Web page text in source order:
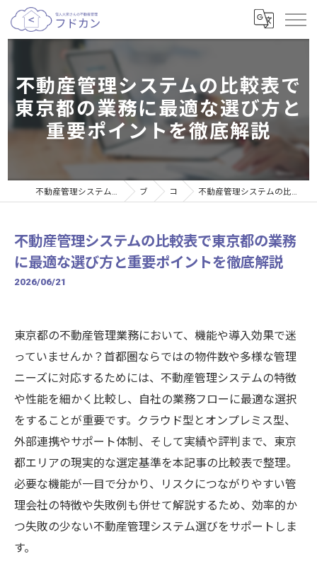
不動産管理システムの比較表で
東京都の業務に最適な選び方と
重要ポイントを徹底解説
不動産管理システムなら個人大家さんの不動産管理サービスフドカン ブログ コラム 不動産管理システムの比較表で東京都の業務に最適な選び方と重要ポイントを徹底解説
不動産管理システムの比較表で東京都の業務
に最適な選び方と重要ポイントを徹底解説
2026/06/21
東京都の不動産管理業務において、機能や導入効果で迷
っていませんか？首都圏ならではの物件数や多様な管理
ニーズに対応するためには、不動産管理システムの特徴
や性能を細かく比較し、自社の業務フローに最適な選択
をすることが重要です。クラウド型とオンプレミス型、
外部連携やサポート体制、そして実績や評判まで、東京
都エリアの現実的な選定基準を本記事の比較表で整理。
必要な機能が一目で分かり、リスクにつながりやすい管
理会社の特徴や失敗例も併せて解説するため、効率的か
つ失敗の少ない不動産管理システム選びをサポートしま
す。